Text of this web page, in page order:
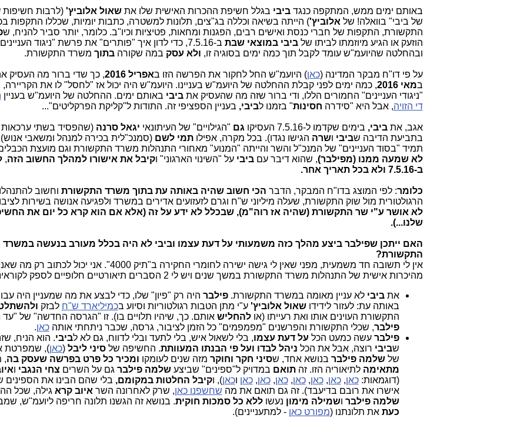
באותם ימים ממש, המתקפה כנגדביבי בגלל חשיפת ההכרות האישית שלו אתשאול אלוביץ' (לרבות חשיפות
של ביבי" בוואלה! של אלוביץ') הייתה בשיאה וכללה בג"צים, תלונות למשטרה, כתבות יומיות, שכללו התקפות
התקשורת, התקפות של חברי כנסת ואישים רבים, הפגנות ומחאות, פטיציות וכיו"ב. כלומר, יותר סביר להניח, ש
הוזעק או הגיע מיוזמתו לביתו שלביבי במוצאי שבת
ב-7.5.16, כדי לדון איך "פותרים" את פרשת "ניגוד
ובהחלטה שהיועמ"ש עומד לקבל תוך כמה ימים בסוגיה זו, ולא עסק במה שקורהבתוך משרד התקשורת.
על פי דו"ח מבקר המדינה (כאן) היועמ"ש החל לחקור את הפרשה הזו באפריל 2016 , כך שדי ברור מה העסיק
במאי 2016
, כמה ימים לפני קבלת ההחלטה של היועמ"ש בעניינו. היועמ"ש היה יכול אז "לחסל" לו את הקריירה,
"ניגודי העניינים" החמורים הללו, ודי ברור שזה מה שהעסיק אתביבי באותם ימים. ההחלטה של היועמ"ש בעניין
די הזויה, אבל היא "סידרה חסינות" בזמנו לביבי, בעניין הספציפי זה. התודות ל"קליקת הפרקליטים"...
אגב, אתביבי, בימים שקדמו ל-7.5.16 העסיקו גם "הגילויים" של העיתונאי יגאל סרנה (שהפסיד בשתי ערכאות
בתביעת הדיבה שביבי ושרה הגישו נגדו). בכל מקרה, אפילותמי לשם (סמנכ"לית בכירה למנהל ומשאבי
תמיד "בסוד העניינים" של המנכ"ל והשר והייתה "המנוע" מאחורי התנהלות משרד התקשורת וגם מועצת הכבלים
לא שמעה ממנו (מפילבר), שהוא דיבר עםביבי על "השינוי הארגוני" וקיבל את אישורו למהלך החשוב הזה,
ב-7.5.16 ולא בכל תאריך אחר.
כלומר: לפי המוצג בדו"ח המבקר, הדבר הכי חשוב שהיה באותה עת בתוך משרד התקשורת וחשוב
הרגולטורית מול שוק התקשורת, שעלה מיליוני ש"ח וגרם לזעזועים אדירים במשרד ולפגיעה אנושה בשירות
לא אושר ע"י שר התקשורת (שהיה אז רוה"מ), שבכלל לא ידע על זה (אלא אם הוא קרא כל יום את
שלנו...).
האם ייתכן שפילבר ביצע מהלך כזה משמעותי על דעת עצמו וביבי לא היה בכלל מעורב בנעשה במשרד
התקשורת?
אין לי תשובה חד משמעית, מפני שאין לי גישה ישירה לחומרי החקירה ב"תיק 4000". אני יכול
מהיכרות אישית של התנהלות משרד התקשורת במשך שנים ויש לי 2 הסברים תיאורטיים חלופיים לספק לקוראינו:
אתביבילא עניין מאומה במשרד התקשורת.פילבר היה רק "פיון" שלו, כדי לבצע את מה שמעניין היה
באותה עת: לעזור לידידושאול אלוביץ'ע"י מתן הטבות רגולטוריות וסיוע בכמיליארד ש"ח לבזק
התקשורת העוינים אותו ואת רעייתו (אולהחלישאותם. כך, שיהיו תלויים בו). זו "הגרסה החדשה" של "עד
פילבר, שכלי התקשורת והפרשנים "מפמפמים" כל הזמן לציבור, גרסה, שכבר ניתחתי אותהכאן.
פילברעשה כמעט הכל על דעת עצמו, בלי לשאול איש, בלי לתעד ובלי לדווח, גם לא לביבי. הוא הניח,
שביבי רוצה, אבל את הכל ניהל לבדו ועל פי הבנתו המעוותת. החשיפה שלסיני ליבל (כאן), שמפרטת
שלשלמה פילבר בנושא אחד, שסיני חקר וחוקר מזה שנים לעומקו ומכיר כל פרט בפרשה שעסק בה,
מתאימהלתיאוריה הזו. זהתואם במדויק ל"ספינים" שביצעשלמה פילבר גם על השרים צחי הנגבי ו
(דוגמאות:כאן,כאן,כאן,כאן,כאן,כאן,כאן וכאן), וקיבל החלטות במקומם, בלי שהם הבינו את הספינים
אישרו את רובם בדיעבד). זה גם תואם את מה שחשפנו כאן, שרק לאחרונה השר איוב קרא גילה, שכל
שלמה פילבר ושמילה מימון נעשוללא כל סמכות חוקית. בנושא זה הגשנו תלונה חריפה ליועמ"ש,
כעת את תלונתנו (מפורט כאן - למתעניינים).